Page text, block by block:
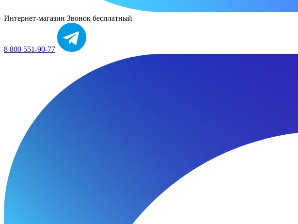
Интернет-магазин Звонок бесплатный
8 800 551-90-77